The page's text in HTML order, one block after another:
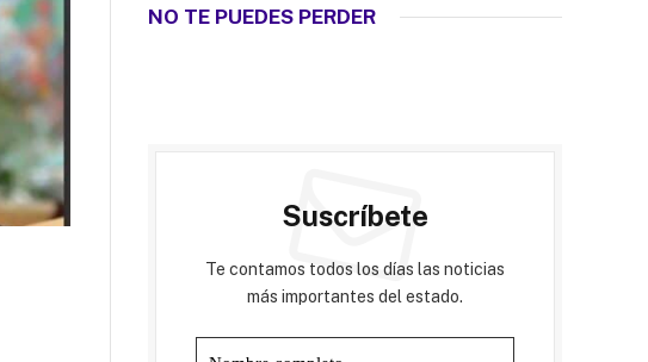
NO TE PUEDES PERDER
Suscríbete
Te contamos todos los días las noticias
más importantes del estado.